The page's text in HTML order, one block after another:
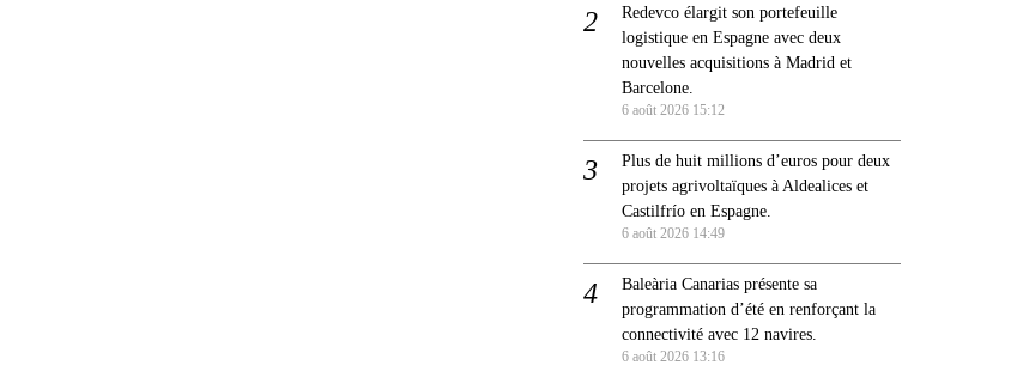
Redevco élargit son portefeuille
logistique en Espagne avec deux
nouvelles acquisitions à Madrid et
Barcelone.
6 août 2026 15:12
Plus de huit millions d’euros pour deux
projets agrivoltaïques à Aldealices et
Castilfrío en Espagne.
6 août 2026 14:49
Baleària Canarias présente sa
programmation d’été en renforçant la
connectivité avec 12 navires.
6 août 2026 13:16